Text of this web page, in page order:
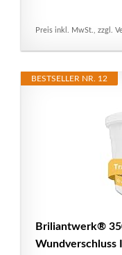
Preis inkl. MwSt., zzgl.
BESTSELLER NR. 12
Briliantwerk®
Wundverschluss